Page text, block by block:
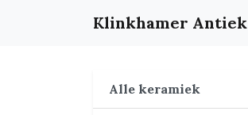
Klinkhamer Antiek
Alle keramiek